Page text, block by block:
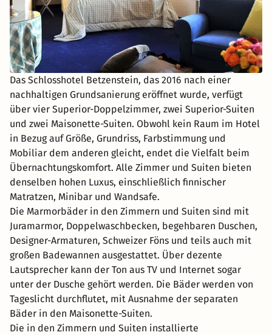
Das Schlosshotel Betzenstein, das 2016 nach einer
nachhaltigen Grundsanierung eröffnet wurde, verfügt
über vier Superior-Doppelzimmer, zwei Superior-Suiten
und zwei Maisonette-Suiten. Obwohl kein Raum im Hotel
in Bezug auf Größe, Grundriss, Farbstimmung und
Mobiliar dem anderen gleicht, endet die Vielfalt beim
Übernachtungskomfort. Alle Zimmer und Suiten bieten
denselben hohen Luxus, einschließlich finnischer
Matratzen, Minibar und Wandsafe.
Die Marmorbäder in den Zimmern und Suiten sind mit
Juramarmor, Doppelwaschbecken, begehbaren Duschen,
Designer-Armaturen, Schweizer Föns und teils auch mit
großen Badewannen ausgestattet. Über dezente
Lautsprecher kann der Ton aus TV und Internet sogar
unter der Dusche gehört werden. Die Bäder werden von
Tageslicht durchflutet, mit Ausnahme der separaten
Bäder in den Maisonette-Suiten.
Die in den Zimmern und Suiten installierte